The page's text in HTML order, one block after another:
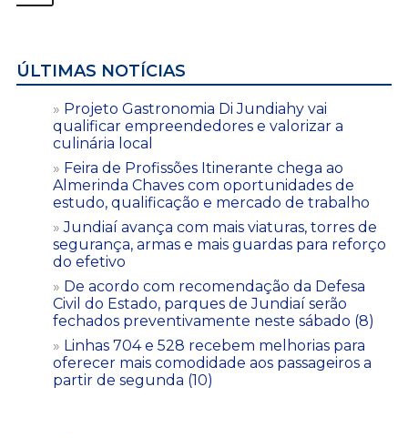
ÚLTIMAS NOTÍCIAS
Projeto Gastronomia Di Jundiahy vai
qualificar empreendedores e valorizar a
culinária local
Feira de Profissões Itinerante chega ao
Almerinda Chaves com oportunidades de
estudo, qualificação e mercado de trabalho
Jundiaí avança com mais viaturas, torres de
segurança, armas e mais guardas para reforço
do efetivo
De acordo com recomendação da Defesa
Civil do Estado, parques de Jundiaí serão
fechados preventivamente neste sábado (8)
Linhas 704 e 528 recebem melhorias para
oferecer mais comodidade aos passageiros a
partir de segunda (10)